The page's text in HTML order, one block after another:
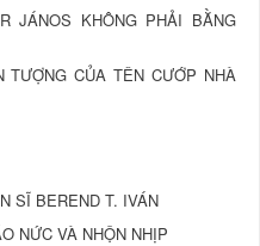
JÁNOS KHÔNG PHẢI BẰNG
TƯỢNG CỦA TÊN CƯỚP NHÀ
SĨ BEREND T. IVÁN
NỨC VÀ NHỘN NHỊP